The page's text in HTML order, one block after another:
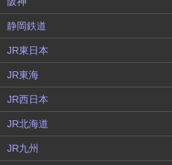
静岡鉄道
JR東日本
JR東海
JR西日本
JR北海道
JR九州